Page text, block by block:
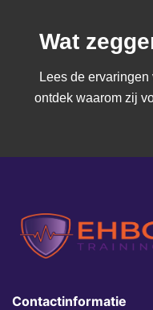
Wat
Lees de
ontdek waarom zij
Contactinformatie